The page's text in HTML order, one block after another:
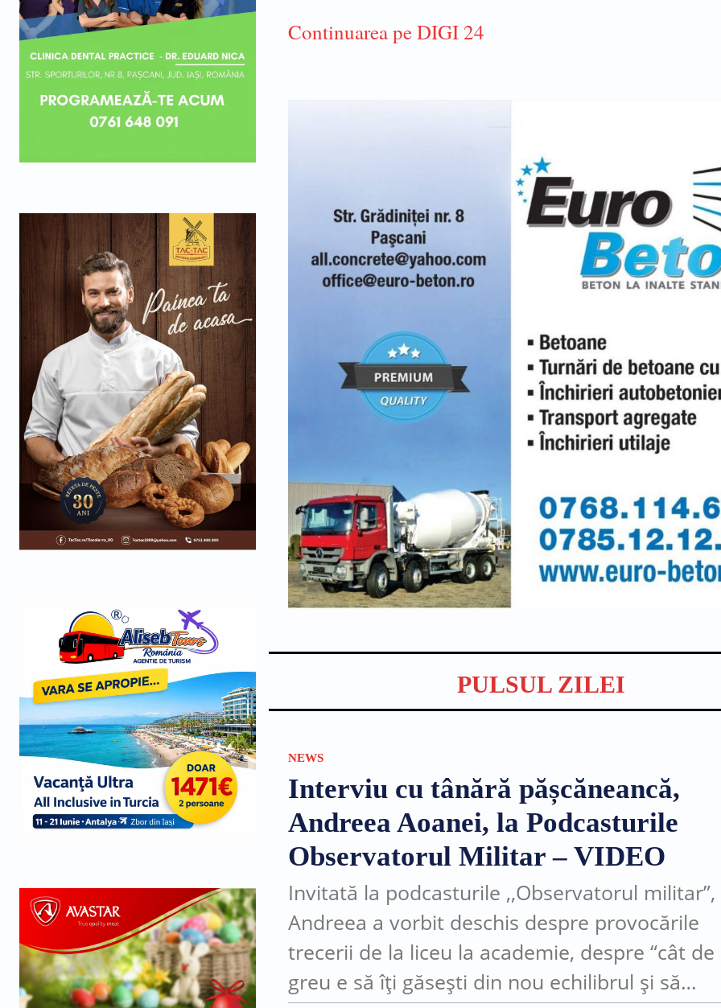
Continuarea pe DIGI 24
PULSUL ZILEI
NEWS
Interviu cu tânără pășcăneancă,
Andreea Aoanei, la Podcasturile
Observatorul Militar – VIDEO
Invitată la podcasturile ,,Observatorul militar”,
Andreea a vorbit deschis despre provocările
trecerii de la liceu la academie, despre “cât de
greu e să îți găsești din nou echilibrul și să